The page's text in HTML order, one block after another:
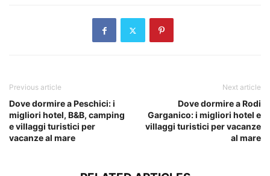
Previous article
Dove dormire a Peschici: i
migliori hotel, B&B, camping
e villaggi turistici per
vacanze al mare
Next article
Dove dormire a Rodi
Garganico: i migliori hotel e
villaggi turistici per vacanze
al mare